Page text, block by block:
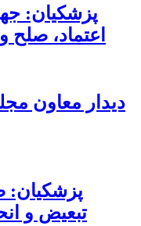
پزشکیان:
اعتماد،
دیدار معاون
پزشکیان:
تبعیض و